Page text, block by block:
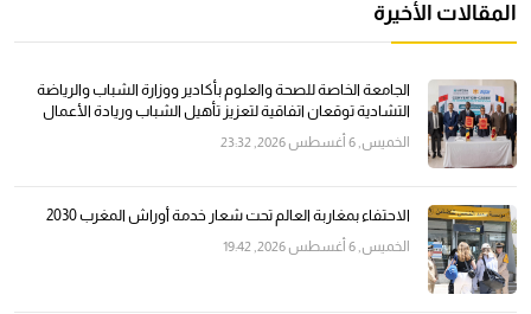
المقالات الأخيرة
الجامعة الخاصة للصحة والعلوم بأكادير ووزارة الشباب والرياضة
التشادية توقعان اتفاقية لتعزيز تأهيل الشباب وريادة الأعمال
الخميس, 6 أغسطس 2026, 23:32
الاحتفاء بمغاربة العالم تحت شعار خدمة أوراش المغرب 2030
الخميس, 6 أغسطس 2026, 19:42